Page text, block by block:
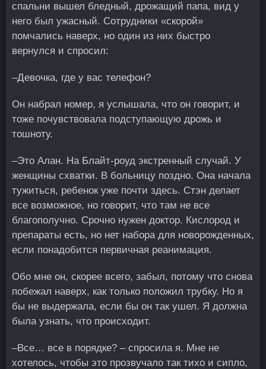
спальни вышел бледный, дрожащий папа, вид у
него был ужасный. Сотрудники «скорой»
помчались наверх, но один из них быстро
вернулся и спросил:
–Девочка, где у вас телефон?
Он набрал номер, я услышала, что он говорит, и
тоже почувствовала подступающую дрожь и
тошноту.
–Это Алан. На Блайт-роуд экстренный случай. У
женщины схватки. В больницу поздно. Она начала
тужиться, ребенок уже почти здесь. Стэн делает
все возможное, но говорит, что там не все
благополучно. Срочно нужен доктор. Кислород и
препараты есть, но нет набора для новорожденных,
если понадобится первичная реанимация.
Обо мне он, скорее всего, забыл, потому что снова
побежал наверх, как только положил трубку. Но я
бы не выдержала, если бы он так ушел. Я должна
была узнать, что происходит.
–Все… все в порядке? – спросила я. Мне не
хотелось, чтобы это прозвучало так тихо и сипло,